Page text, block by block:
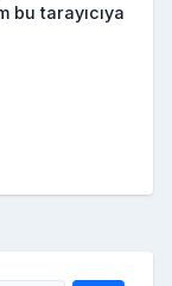
bu tarayıcıya